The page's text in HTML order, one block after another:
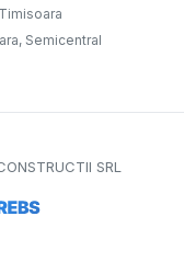
Semicentral
SRL